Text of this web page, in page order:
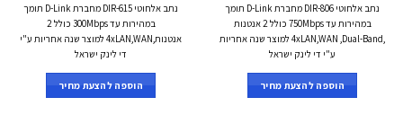
נתב אלחוטי DIR-806 מחברת D-Link תומך
במהירות עד 750Mbps כולל 2 אנטנות
,4xLAN,WAN ,Dual-Band למוצר שנה אחריות
ע"י די לינק ישראל
הוספה להצעת מחיר
נתב אלחוטי DIR-615 מחברת D-Link תומך
במהירות עד 300Mbps כולל 2
אנטנות,4xLAN,WAN למוצר שנה אחריות ע"י
די לינק ישראל
הוספה להצעת מחיר